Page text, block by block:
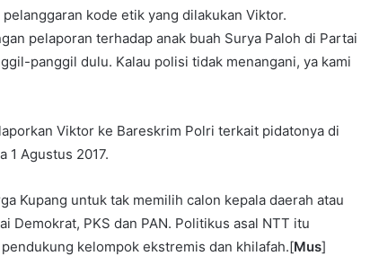
kode etik yang dilakukan Viktor.
pelaporan terhadap anak buah Surya Paloh di Partai
panggil dulu. Kalau polisi tidak menangani, ya kami
Viktor ke Bareskrim Polri terkait pidatonya di
1 Agustus 2017.
Kupang untuk tak memilih calon kepala daerah atau
Demokrat, PKS dan PAN. Politikus asal NTT itu
kelompok ekstremis dan khilafah.[Mus]